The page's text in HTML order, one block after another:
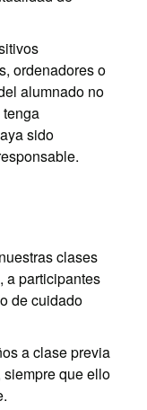
ordenadores o
alumnado no
sido
clases
a participantes
de cuidado
a clase previa
que ello